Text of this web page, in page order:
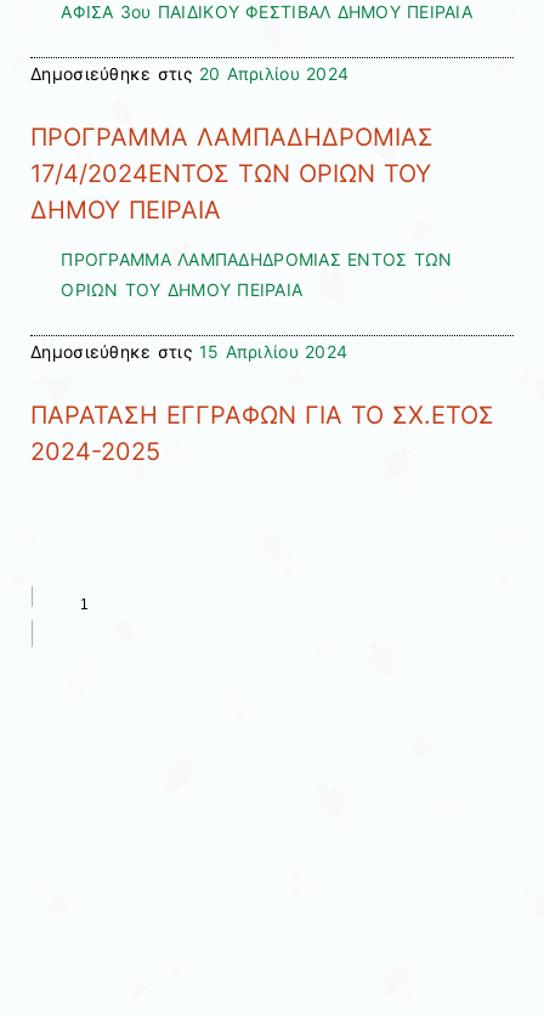
ΑΦΙΣΑ 3ου ΠΑΙΔΙΚΟΥ ΦΕΣΤΙΒΑΛ ΔΗΜΟΥ ΠΕΙΡΑΙΑ
Δημοσιεύθηκε στις 20 Απριλίου 2024
ΠΡΟΓΡΑΜΜΑ ΛΑΜΠΑΔΗΔΡΟΜΙΑΣ
17/4/2024ΕΝΤΟΣ ΤΩΝ ΟΡΙΩΝ ΤΟΥ
ΔΗΜΟΥ ΠΕΙΡΑΙΑ
ΠΡΟΓΡΑΜΜΑ ΛΑΜΠΑΔΗΔΡΟΜΙΑΣ ΕΝΤΟΣ ΤΩΝ
ΟΡΙΩΝ ΤΟΥ ΔΗΜΟΥ ΠΕΙΡΑΙΑ
Δημοσιεύθηκε στις 15 Απριλίου 2024
ΠΑΡΑΤΑΣΗ ΕΓΓΡΑΦΩΝ ΓΙΑ ΤΟ ΣΧ.ΕΤΟΣ
2024-2025